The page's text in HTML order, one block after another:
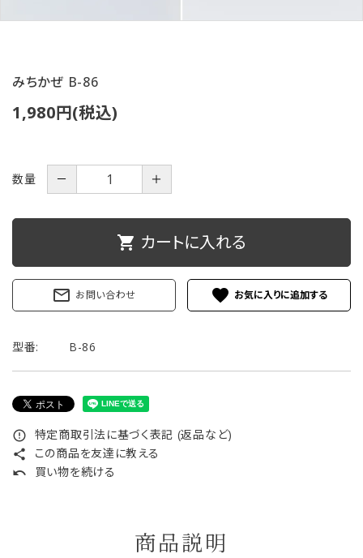
特定商取引法について
みちかぜ B-86
1,980円(税込)
数量 － ＋
shopping_cart カートに入れる
mail_outline お問い合わせ favorite
型番: B-86
error_outline 特定商取引法に基づく表記 (返品など)
share この商品を友達に教える
undo 買い物を続ける
商品説明